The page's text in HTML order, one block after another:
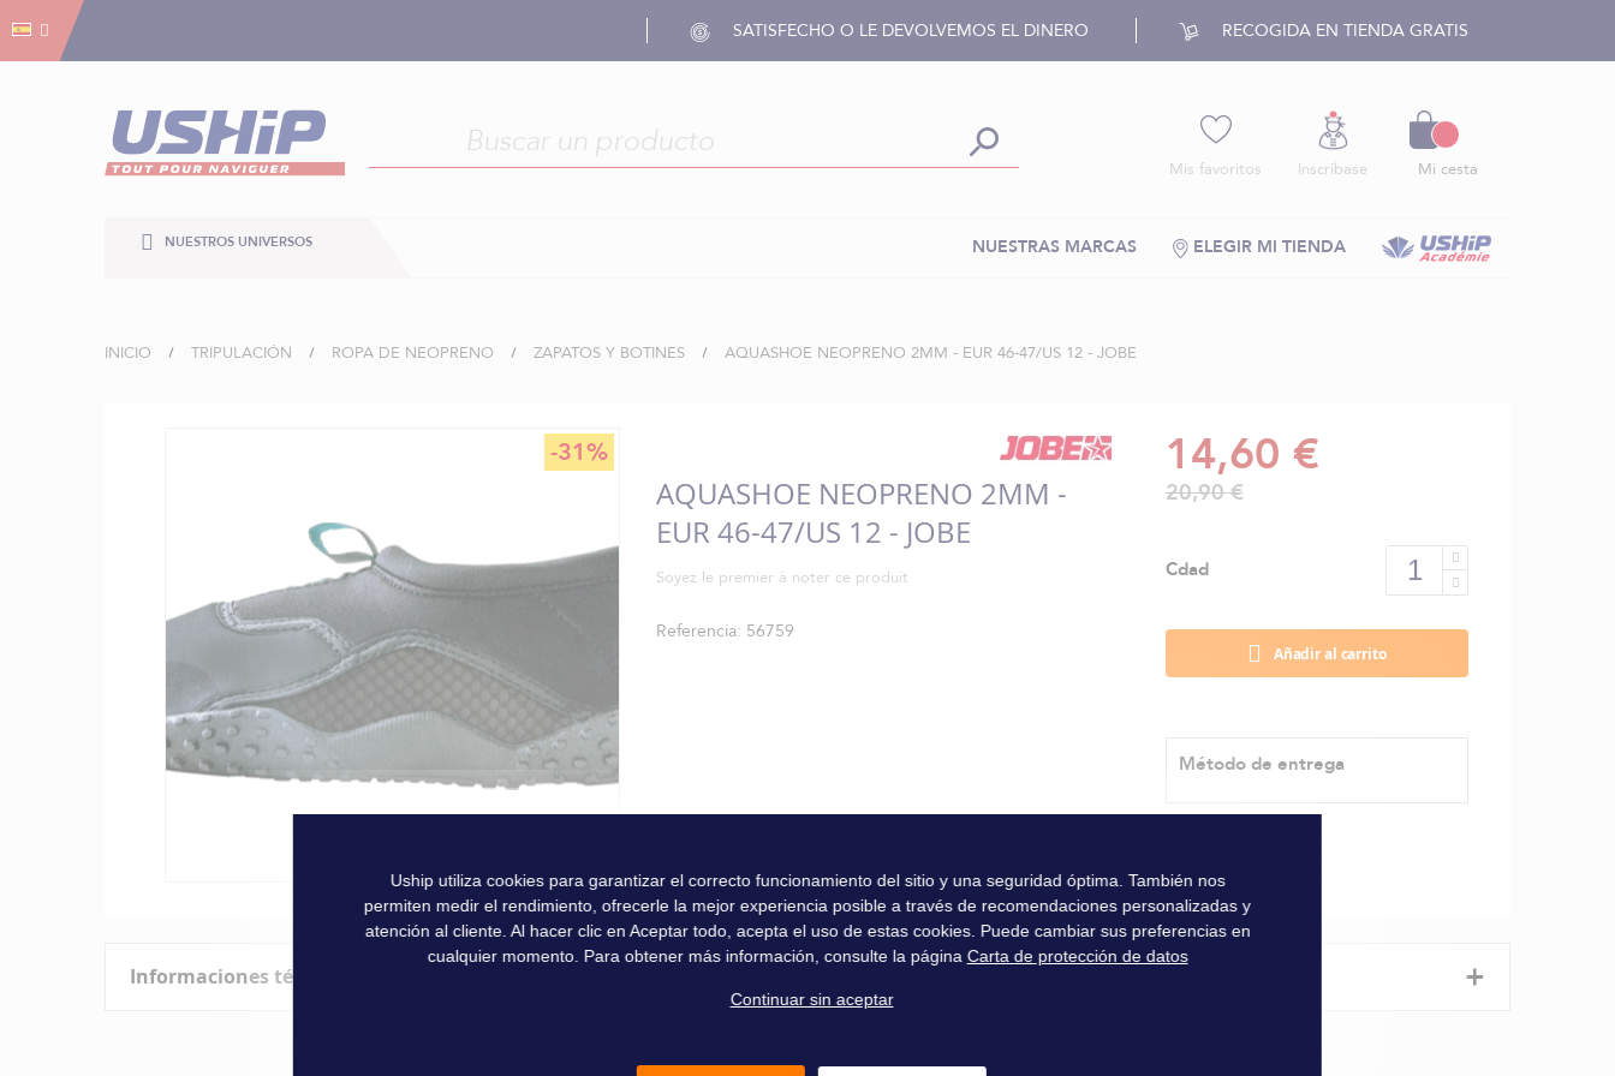
SATISFECHO O LE DEVOLVEMOS EL DINERO RECOGIDA EN TIENDA GRATIS
Mis favoritos Inscríbase Mi cesta
NUESTROS UNIVERSOS ELEGIR MI TIENDA
NUESTRAS MARCAS
INICIO TRIPULACIÓN ROPA DE NEOPRENO ZAPATOS Y BOTINES AQUASHOE NEOPRENO 2MM - EUR 46-47/US 12 - JOBE
-31%
imágenes
de
AQUASHOE NEOPRENO 2MM -
EUR 46-47/US 12 - JOBE
Soyez le premier à noter ce produit
Referencia 56759
14,60 €
20,90 €
Cdad
Añadir al carrito
Método de entrega
Informaciones técnicas +
Gestión de cookies
Uship utiliza cookies para garantizar el correcto funcionamiento del sitio y una seguridad óptima. También nos
permiten medir el rendimiento, ofrecerle la mejor experiencia posible a través de recomendaciones personalizadas y
atención al cliente. Al hacer clic en Aceptar todo, acepta el uso de estas cookies. Puede cambiar sus preferencias en
cualquier momento. Para obtener más información, consulte la página Carta de protección de datos
Continuar sin aceptar
Gestión de cookies